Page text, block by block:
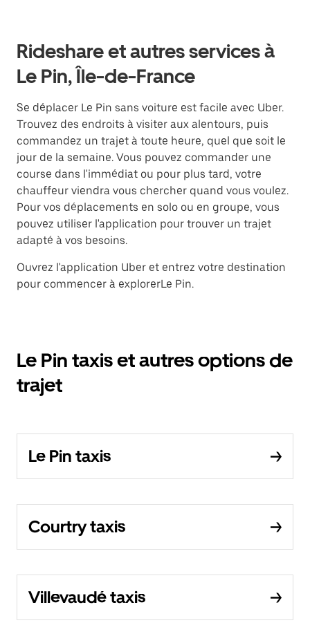
Rideshare et autres services à
Le Pin, Île-de-France
Se déplacer Le Pin sans voiture est facile avec Uber.
Trouvez des endroits à visiter aux alentours, puis
commandez un trajet à toute heure, quel que soit le
jour de la semaine. Vous pouvez commander une
course dans l'immédiat ou pour plus tard, votre
chauffeur viendra vous chercher quand vous voulez.
Pour vos déplacements en solo ou en groupe, vous
pouvez utiliser l'application pour trouver un trajet
adapté à vos besoins.
Ouvrez l'application Uber et entrez votre destination
pour commencer à explorerLe Pin.
Le Pin taxis et autres options de
trajet
Le Pin taxis
Courtry taxis
Villevaudé taxis